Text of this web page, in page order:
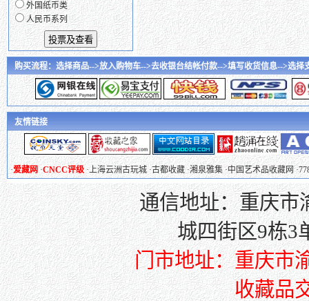
外国纸币类
人民币系列
购买流程：选择商品-->放入购物车-->去收银台结帐付款-->填写收货信息-->选
友情链接
·爱藏网 ·CNCC评级·上海云洲古玩城 ·古都收藏·湘泉雅集 ·中国艺术品收藏网·
通信地址：重庆市
城四街区9栋3
门市地址：重庆市
收藏品